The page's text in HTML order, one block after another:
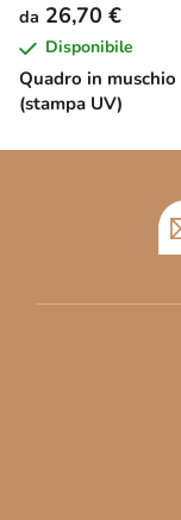
Quadro in muschio
(stampa UV)
da 26,70 €
Disponibile